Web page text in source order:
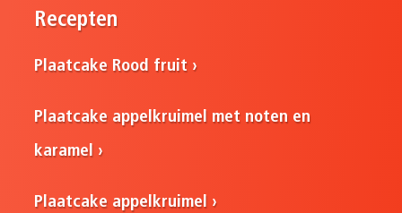
Recepten
Plaatcake Rood fruit
Plaatcake appelkruimel met noten en
karamel
Plaatcake appelkruimel